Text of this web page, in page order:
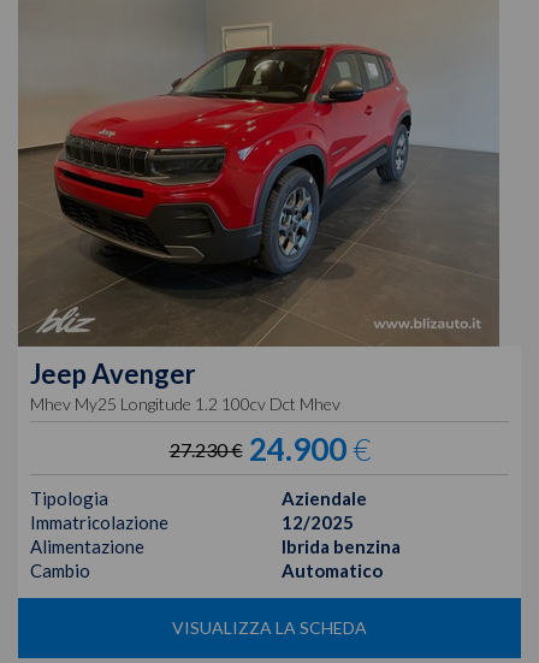
JeepAvenger
Mhev My25 Longitude 1.2 100cv Dct Mhev
27.230 € 24.900€
Tipologia
Aziendale
Immatricolazione
12/2025
Alimentazione
Ibrida benzina
Cambio
Automatico
VISUALIZZA LA SCHEDA